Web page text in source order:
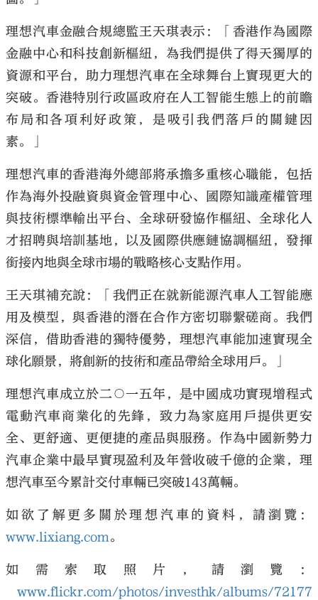
理想汽車金融合規總監王天琪表示：「香港作為國際
金融中心和科技創新樞紐，為我們提供了得天獨厚的
資源和平台，助力理想汽車在全球舞台上實現更大的
突破。香港特別行政區政府在人工智能生態上的前瞻
布局和各項利好政策，是吸引我們落戶的關鍵因
素。」
理想汽車的香港海外總部將承擔多重核心職能，包括
作為海外投融資與資金管理中心、國際知識產權管理
與技術標準輸出平台、全球研發協作樞紐、全球化人
才招聘與培訓基地，以及國際供應鏈協調樞紐，發揮
銜接內地與全球市場的戰略核心支點作用。
王天琪補充說：「我們正在就新能源汽車人工智能應
用及模型，與香港的潛在合作方密切聯繫磋商。我們
深信，借助香港的獨特優勢，理想汽車能加速實現全
球化願景，將創新的技術和產品帶給全球用戶。」
理想汽車成立於二○一五年，是中國成功實現增程式
電動汽車商業化的先鋒，致力為家庭用戶提供更安
全、更舒適、更便捷的產品與服務。作為中國新勢力
汽車企業中最早實現盈利及年營收破千億的企業，理
想汽車至今累計交付車輛已突破143萬輛。
如欲了解更多關於理想汽車的資料，請瀏覽：
www.lixiang.com。
如需索取照片，請瀏覽：
www.flickr.com/photos/investhk/albums/72177